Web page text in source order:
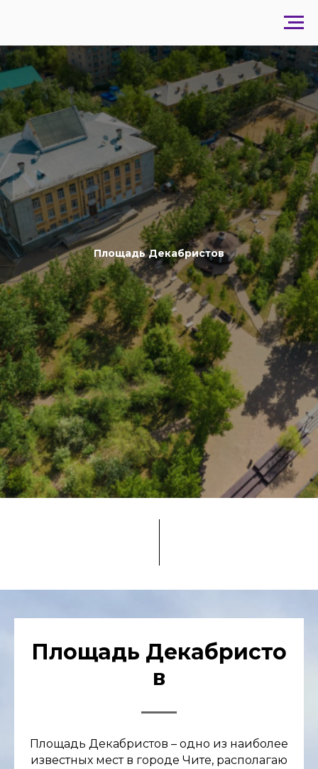
Площадь Декабристов
Площадь Декабристо
в
Площадь Декабристов – одно из наиболее
известных мест в городе Чите, располагаю